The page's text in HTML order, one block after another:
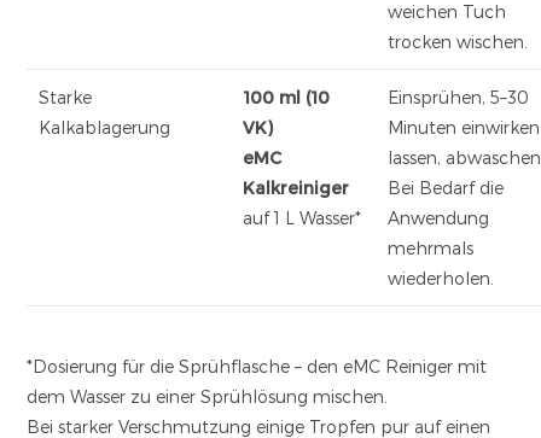
weichen Tuch
trocken wischen.
Starke
Kalkablagerung
100 ml (10
VK)
eMC
Kalkreiniger
auf 1 L Wasser*
Einsprühen, 5–30
Minuten einwirken
lassen,
Bei Bedarf die
Anwendung
mehrmals
wiederholen.
*Dosierung für die Sprühflasche – den eMC Reiniger mit
dem Wasser zu einer Sprühlösung mischen.
Bei starker Verschmutzung einige Tropfen pur auf einen